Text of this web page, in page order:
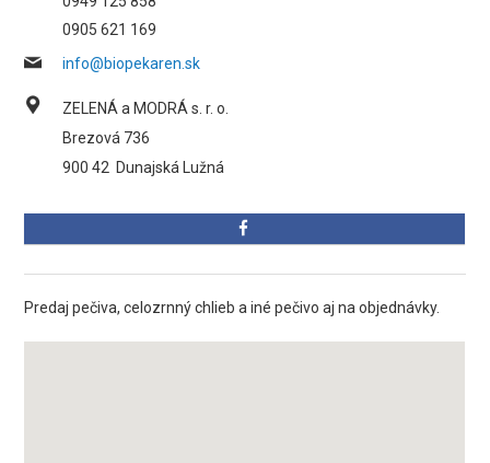
0905 621 169
info@biopekaren.sk
ZELENÁ a MODRÁ s. r. o.
Brezová 736
900 42 Dunajská Lužná
Predaj pečiva, celozrnný chlieb a iné pečivo aj na objednávky.